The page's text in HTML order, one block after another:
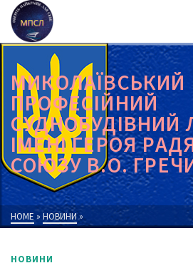
МИКОЛАЇВСЬКИЙ
ПРОФЕСІЙНИЙ
СУДНОБУДІВНИЙ
ІМЕНІ ГЕРОЯ
СОЮЗУ В.О.
HOME » НОВИНИ»
НОВИНИ